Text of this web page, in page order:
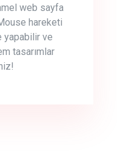
web sayfa
hareketi
yapabilir ve
tasarımlar